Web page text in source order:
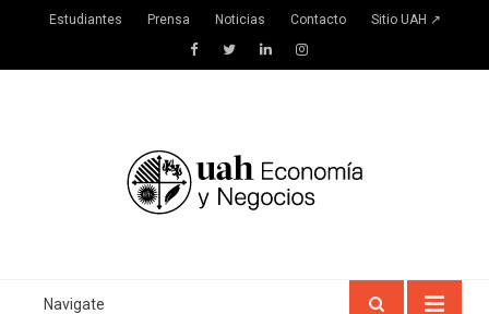
Estudiantes Prensa Noticias Contacto Sitio UAH ↗
FacebookTwitterLinkedInInstagram
Navigate